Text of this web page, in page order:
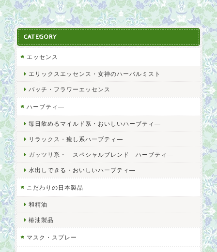
CATEGORY
エッセンス
エリックスエッセンス・女神のハーバルミスト
バッチ・フラワーエッセンス
ハーブティ―
毎日飲めるマイルド系・おいしいハーブティ―
リラックス・癒し系ハーブティ―
ガッツリ系・ スペシャルブレンド ハーブティ―
水出しできる・おいしいハーブティ―
こだわりの日本製品
和精油
椿油製品
マスク・スプレー